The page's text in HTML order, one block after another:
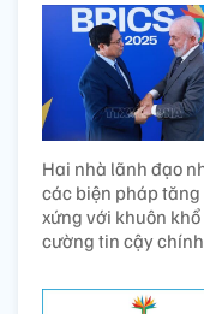
Hai nhà lãnh đạo
các biện pháp
xứng với khuôn
cường tin cậy